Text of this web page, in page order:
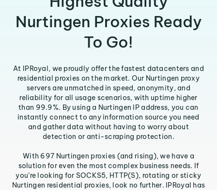
Nurtingen Proxies Ready
To Go!
At IPRoyal, we proudly offer the fastest datacenters and
residential proxies on the market. Our Nurtingen proxy
servers are unmatched in speed, anonymity, and
reliability for all usage scenarios, with uptime higher
than 99.9%. By using a Nurtingen IP address, you can
instantly connect to any information source you need
and gather data without having to worry about
detection or anti-scraping protection.
With 697 Nurtingen proxies (and rising), we have a
solution for even the most complex business needs. If
you’re looking for SOCKS5, HTTP(S), rotating or sticky
Nurtingen residential proxies, look no further. IPRoyal has